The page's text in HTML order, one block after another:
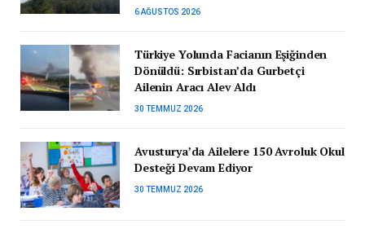
6 AĞUSTOS 2026
Türkiye Yolunda Facianın Eşiğinden
Dönüldü: Sırbistan’da Gurbetçi
Ailenin Aracı Alev Aldı
30 TEMMUZ 2026
Avusturya’da Ailelere 150 Avroluk Okul
Desteği Devam Ediyor
30 TEMMUZ 2026